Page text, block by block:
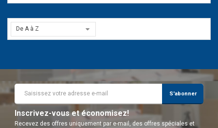
De A à Z
S'abonner
Inscrivez-vous et économisez!
Recevez des offres uniquement par e-mail, des offres spéciales et